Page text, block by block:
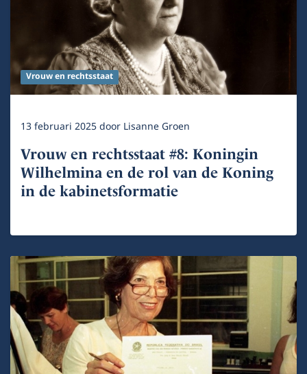
Vrouw en rechtsstaat
13 februari 2025door Lisanne Groen
Vrouw en rechtsstaat #8: Koningin
Wilhelmina en de rol van de Koning
in de kabinetsformatie